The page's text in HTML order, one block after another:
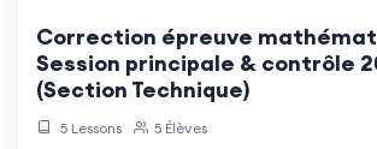
Correction épreuve
Session principale & contrôle
(Section Technique)
5 Lessons 5 Élèves